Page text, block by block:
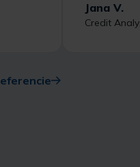
Jana V.
Credit